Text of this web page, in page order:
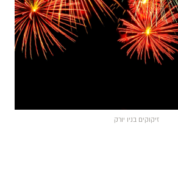
זיקוקים בניו יורק